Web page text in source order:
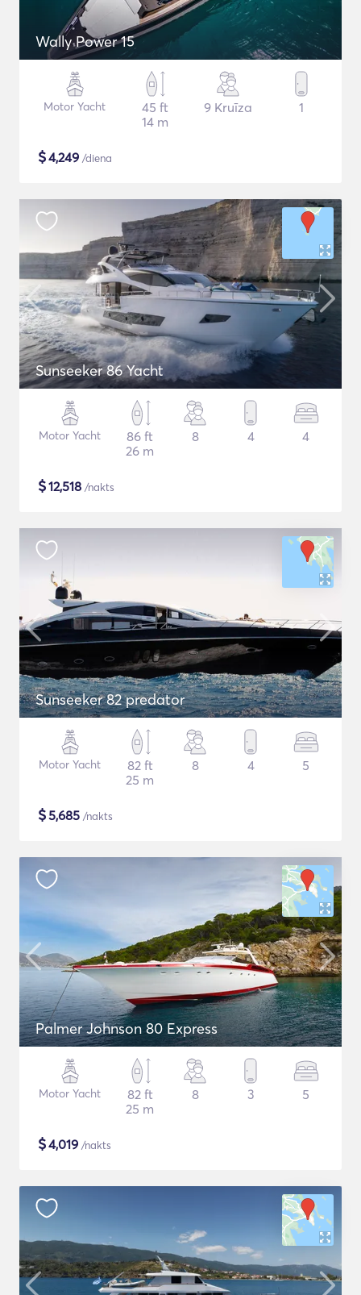
Wally Power 15
Motor Yacht
45 ft
14 m
9 Kruīza 1
$4,249 /diena
Sunseeker 86 Yacht
Motor Yacht
86 ft
26 m
8 4 4
$12,518 /nakts
Sunseeker 82 predator
Motor Yacht
82 ft
25 m
8 4 5
$5,685 /nakts
Palmer Johnson 80 Express
Motor Yacht
82 ft
25 m
8 3 5
$4,019 /nakts